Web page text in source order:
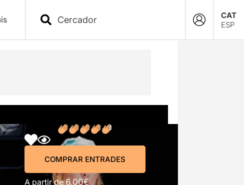
CAT
ESP
COMPRAR ENTRADES
A partir de6,00€
COMPRAR ENTRADES